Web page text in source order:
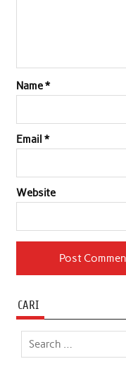
Name*
Email *
Website
CARI